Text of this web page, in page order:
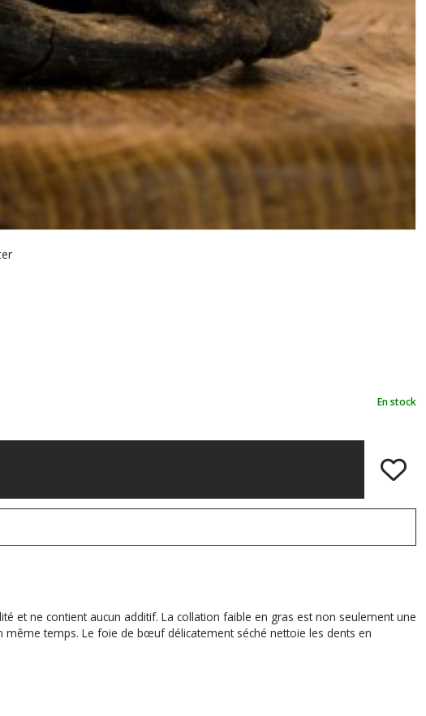
En stock
et ne contient aucun additif. La collation faible en gras est non seulement une
temps. Le foie de bœuf délicatement séché nettoie les dents en